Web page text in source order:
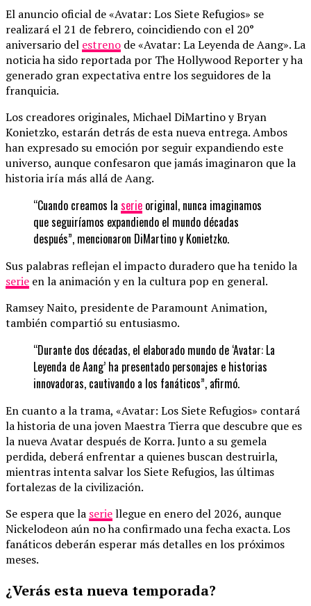
El anuncio oficial de «Avatar: Los Siete Refugios» se
realizará el 21 de febrero, coincidiendo con el 20°
aniversario del estreno de «Avatar: La Leyenda de Aang». La
noticia ha sido reportada por The Hollywood Reporter y ha
generado gran expectativa entre los seguidores de la
franquicia.
Los creadores originales, Michael DiMartino y Bryan
Konietzko, estarán detrás de esta nueva entrega. Ambos
han expresado su emoción por seguir expandiendo este
universo, aunque confesaron que jamás imaginaron que la
historia iría más allá de Aang.
“Cuando creamos la serie original, nunca imaginamos
que seguiríamos expandiendo el mundo décadas
después”, mencionaron DiMartino y Konietzko.
Sus palabras reflejan el impacto duradero que ha tenido la
serie en la animación y en la cultura pop en general.
Ramsey Naito, presidente de Paramount Animation,
también compartió su entusiasmo.
“Durante dos décadas, el elaborado mundo de ‘Avatar: La
Leyenda de Aang’ ha presentado personajes e historias
innovadoras, cautivando a los fanáticos”, afirmó.
En cuanto a la trama, «Avatar: Los Siete Refugios» contará
la historia de una joven Maestra Tierra que descubre que es
la nueva Avatar después de Korra. Junto a su gemela
perdida, deberá enfrentar a quienes buscan destruirla,
mientras intenta salvar los Siete Refugios, las últimas
fortalezas de la civilización.
Se espera que la seriellegue en enero del 2026, aunque
Nickelodeon aún no ha confirmado una fecha exacta. Los
fanáticos deberán esperar más detalles en los próximos
meses.
¿Verás esta nueva temporada?